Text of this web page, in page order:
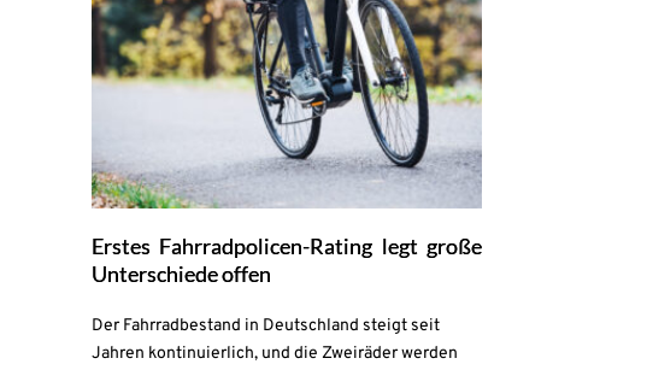
Erstes Fahrradpolicen-Rating legt große
Unterschiede offen
Der Fahrradbestand in Deutschland steigt seit
Jahren kontinuierlich, und die Zweiräder werden